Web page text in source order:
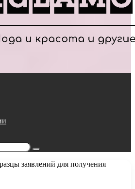
Поиск...
заявлений для получения